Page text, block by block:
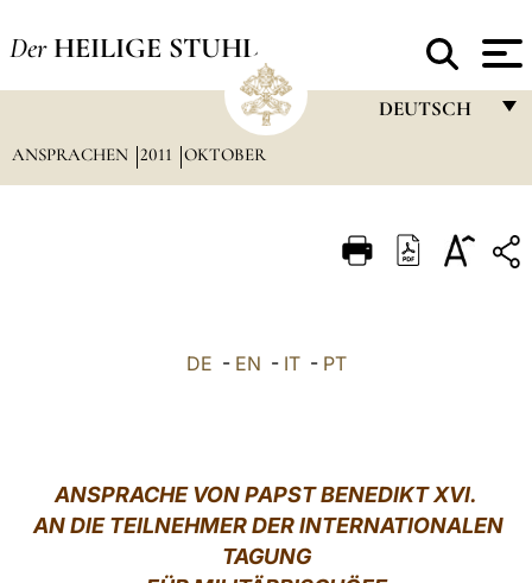
Der HEILIGE STUHL
DEUTSCH
ITALIANO
中文
ANSPRACHEN 2011 OKTOBER
DE - EN - IT- PT
ANSPRACHE VON PAPST BENEDIKT XVI.
AN DIE TEILNEHMER DER INTERNATIONALEN
TAGUNG